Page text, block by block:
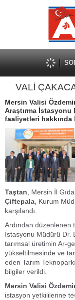
VALİ
Mersin Valisi
Araştırma İstasyonu
faaliyetleri hakkında
Taştan , Mersin İl
Çiftepala , Kurum
karşılandı.
Ardından düzenlenen
İstasyonu Müdürü Dr.
tarımsal üretimin Ar-
yükseltilmesinde ve
eden Tarım
bilgiler verildi.
Mersin Valisi
istasyon yetkililerine